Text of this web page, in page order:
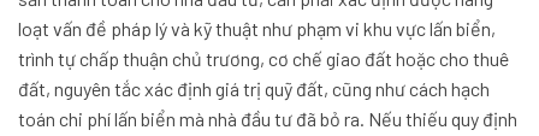
loạt vấn đề pháp lý và kỹ thuật như phạm vi khu vực lấn biển,
trình tự chấp thuận chủ trương, cơ chế giao đất hoặc cho thuê
đất, nguyên tắc xác định giá trị quỹ đất, cũng như cách hạch
toán chi phí lấn biển mà nhà đầu tư đã bỏ ra. Nếu thiếu quy định